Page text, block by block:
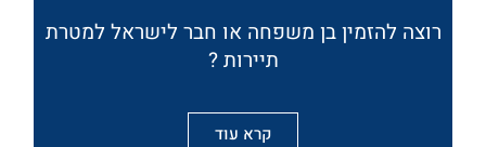
רוצה להזמין בן משפחה או חבר לישראל למטרת
תיירות ?
קרא עוד